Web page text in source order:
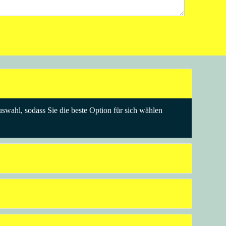
sodass Sie die beste Option für sich wählen